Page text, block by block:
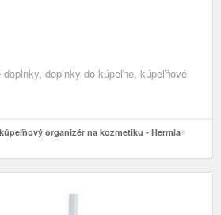
doplnky do kúpeľne, kúpeľňové
organizér na kozmetiku - Hermia